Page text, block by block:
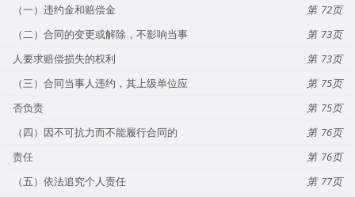
（一）违约金和赔偿金
72
（二）合同的变更或解除，不影响当事
73
人要求赔偿损失的权利
73
（三）合同当事人违约，其上级单位应
75
否负责
75
（四）因不可抗力而不能履行合同的
76
责任
76
（五）依法追究个人责任
77